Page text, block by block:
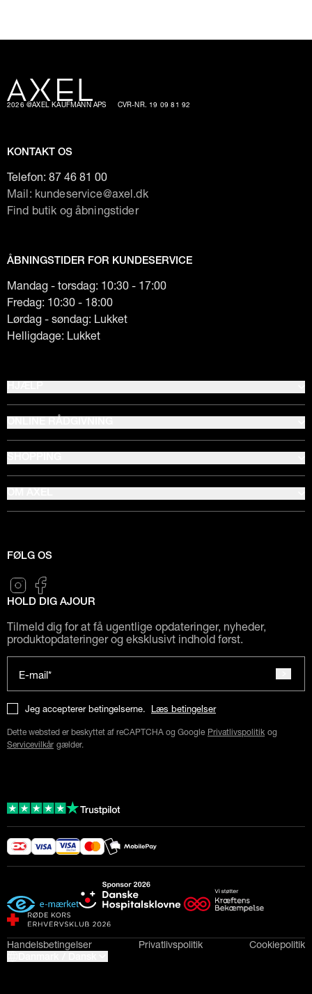
2026 @AXEL KAUFMANN APS CVR-NR. 19 09 81 92
KONTAKT OS
Telefon: 87 46 81 00
Mail: kundeservice@axel.dk
Find butik og åbningstider
ÅBNINGSTIDER FOR KUNDESERVICE
Mandag - torsdag: 10:30 - 17:00
Fredag: 10:30 - 18:00
Lørdag - søndag: Lukket
Helligdage: Lukket
FØLG OS
HOLD DIG AJOUR
Tilmeld dig for at få ugentlige opdateringer, nyheder,
produktopdateringer og eksklusivt indhold først.
E-mail*
Jeg accepterer betingelserne. Læs betingelser
Dette websted er beskyttet af reCAPTCHA og Google Privatlivspolitik og
Servicevilkår gælder.
Handelsbetingelser Privatlivspolitik Cookiepolitik